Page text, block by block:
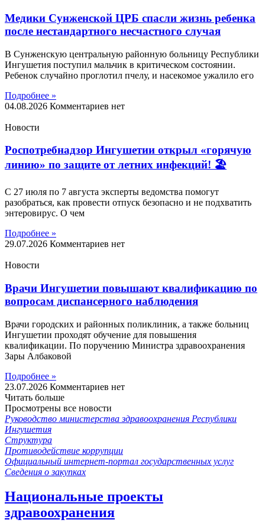
Медики Сунженской ЦРБ спасли жизнь ребенка
после нестандартного несчастного случая
В Сунженскую центральную районную больницу Республики
Ингушетия поступил мальчик в критическом состоянии.
Ребенок случайно проглотил пчелу, и насекомое ужалило его
Подробнее »
04.08.2026 Комментариев нет
Новости
Роспотребнадзор Ингушетии открыл «горячую
линию» по защите от летних инфекций! 🏖
С 27 июля по 7 августа эксперты ведомства помогут
разобраться, как провести отпуск безопасно и не подхватить
энтеровирус. О чем
Подробнее »
29.07.2026 Комментариев нет
Новости
Врачи Ингушетии повышают квалификацию по
вопросам диспансерного наблюдения
Врачи городских и районных поликлиник, а также больниц
Ингушетии проходят обучение для повышения
квалификации. По поручению Министра здравоохранения
Зары Албаковой
Подробнее »
23.07.2026 Комментариев нет
Читать больше
Просмотрены все новости
Руководство министерства здравоохранения Республики
Ингушетия
Структура
Противодействие коррупции
Официальный интернет-портал государственных услуг
Сведения о закупках
Национальные проекты
здравоохранения